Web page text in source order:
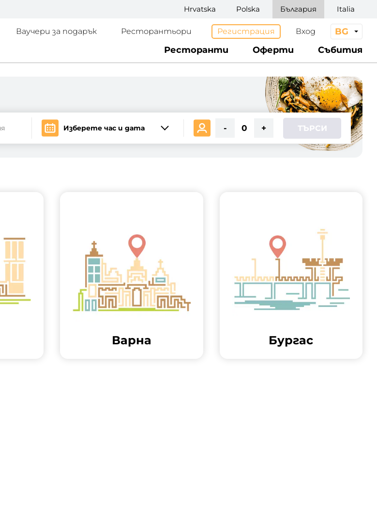
Hrvatska Polska България Italia
Ресторанти Оферти Събития
Ваучери за подарък Ресторантьори Регистрация Вход BG
Изберете час и дата - 0 + ТЪРСИ
Варна Бургас